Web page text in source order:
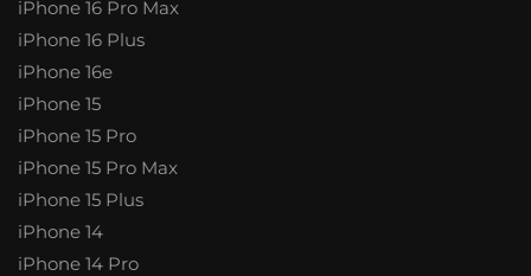
iPhone 16 Pro Max
iPhone 16 Plus
iPhone 16e
iPhone 15
iPhone 15 Pro
iPhone 15 Pro Max
iPhone 15 Plus
iPhone 14
iPhone 14 Pro